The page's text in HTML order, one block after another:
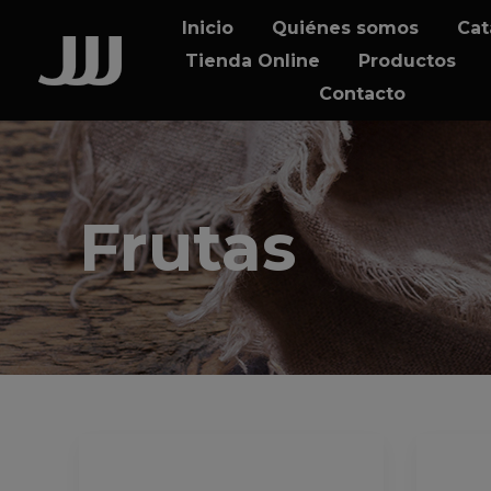
content
Inicio Quiénes somos
Tienda Online
Productos
Contacto
Frutas